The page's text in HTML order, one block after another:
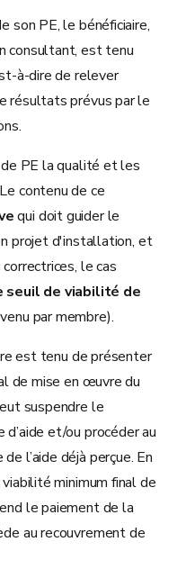
son PE, le bénéficiaire,
consultant, est tenu
à-dire de relever
résultats prévus par le
de PE la qualité et les
contenu de ce
qui doit guider le
projet d'installation, et
le cas
seuil de viabilité de
par membre).
est tenu de présenter
de mise en œuvre du
suspendre le
et/ou procéder au
l’aide déjà perçue. En
minimum final de
le paiement de la
au recouvrement de